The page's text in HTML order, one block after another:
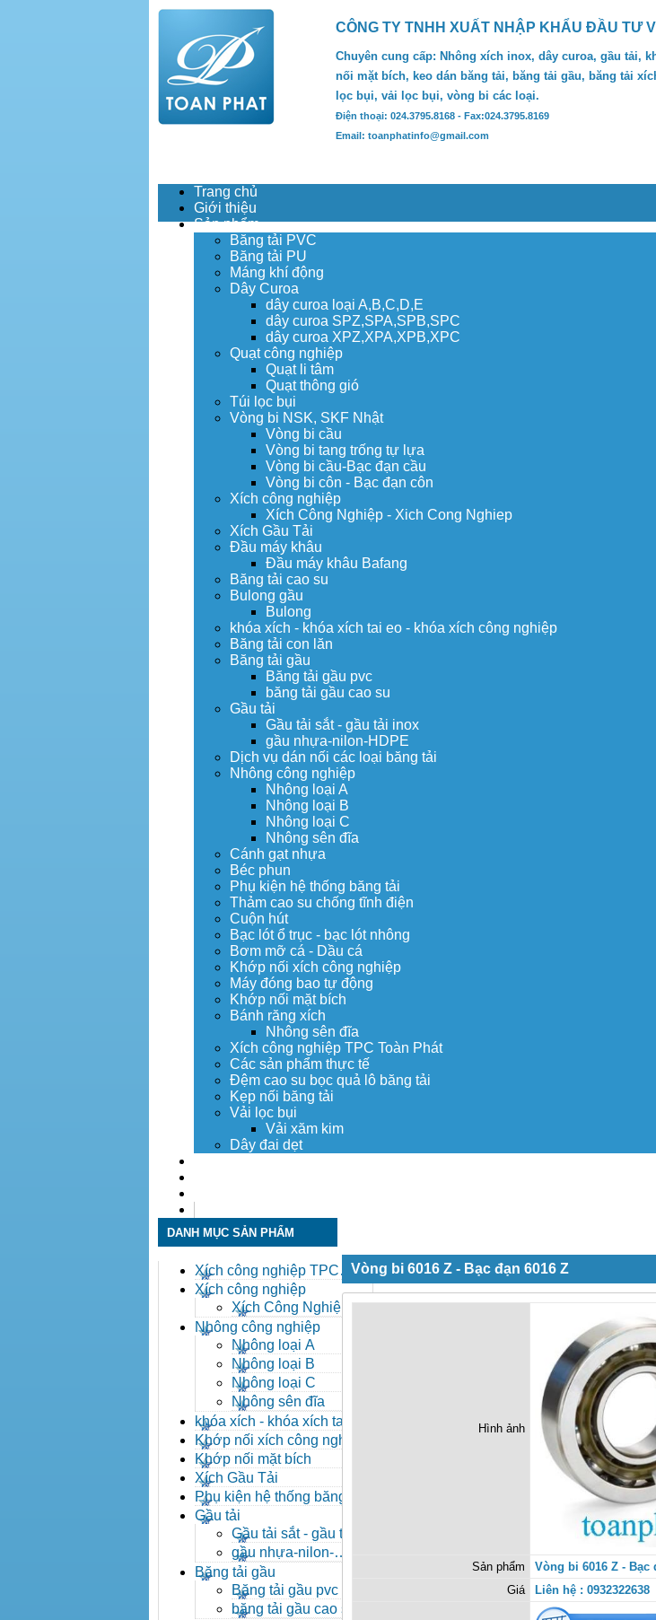
CÔNG TY TNHH XUẤT NHẬP KHẨU ĐẦU TƯ
Chuyên cung cấp: Nhông xích inox, dây curoa, gầu tải,
nối mặt bích, keo dán băng tải, băng tải gầu, băng tải
lọc bụi, vải lọc bụi, vòng bi các loại.
Điện thoại: 024.3795.8168 - Fax:024.3795.8169
Email: toanphatinfo@gmail.com
Trang chủ
Giới thiệu
Sản phẩm
Băng tải PVC
Băng tải PU
Máng khí động
Dây Curoa
dây curoa loại A,B,C,D,E
dây curoa SPZ,SPA,SPB,SPC
dây curoa XPZ,XPA,XPB,XPC
Quạt công nghiệp
Quạt li tâm
Quạt thông gió
Túi lọc bụi
Vòng bi NSK, SKF Nhật
Vòng bi cầu
Vòng bi tang trống tự lựa
Vòng bi cầu-Bạc đạn cầu
Vòng bi côn - Bạc đạn côn
Xích công nghiệp
Xích Công Nghiệp - Xich Cong Nghiep
Xích Gầu Tải
Đầu máy khâu
Đầu máy khâu Bafang
Băng tải cao su
Bulong gầu
Bulong
khóa xích - khóa xích tai eo - khóa xích công nghiệp
Băng tải con lăn
Băng tải gầu
Băng tải gầu pvc
băng tải gầu cao su
Gầu tải
Gầu tải sắt - gầu tải inox
gầu nhựa-nilon-HDPE
Dịch vụ dán nối các loại băng tải
Nhông công nghiệp
Nhông loại A
Nhông loại B
Nhông loại C
Nhông sên đĩa
Cánh gạt nhựa
Béc phun
Phụ kiện hệ thống băng tải
Thảm cao su chống tĩnh điện
Cuộn hút
Bạc lót ổ trục - bạc lót nhông
Bơm mỡ cá - Dầu cá
Khớp nối xích công nghiệp
Máy đóng bao tự động
Khớp nối mặt bích
Bánh răng xích
Nhông sên đĩa
Xích công nghiệp TPC Toàn Phát
Các sản phẩm thực tế
Đệm cao su bọc quả lô băng tải
Kẹp nối băng tải
Vải lọc bụi
Vải xăm kim
Dây đai dẹt
DANH MỤC SẢN PHẨM
Xích công nghiệp TPC
Toàn Phát
Xích công nghiệp
Xích Công Nghiệp -
Xich Cong Nghiep
Nhông công nghiệp
Nhông loại A
Nhông loại B
Nhông loại C
Nhông sên đĩa
khóa xích - khóa xích tai eo
- khóa xích công nghiệp
Khớp nối xích công nghiệp
Khớp nối mặt bích
Xích Gầu Tải
Phụ kiện hệ thống băng tải
Gầu tải
Gầu tải sắt - gầu tải
inox
gầu nhựa-nilon-
HDPE
Băng tải gầu
Băng tải gầu pvc
băng tải gầu cao su
Vòng bi 6016 Z - Bạc đạn 6016 Z
Hình ảnh
Sản phẩm
Vòng bi 6016 Z - Bạc
Giá
Liên hệ : 0932322638